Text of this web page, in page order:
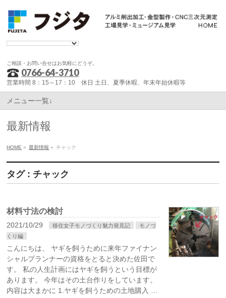
ご相談・お問い合せはお気軽にどうぞ。
0766-64-3710
営業時間 8：15～17：10 休日 土日、夏季休暇、年末年始休暇等
メニュー一覧↓
最新情報
HOME » 最新情報 » チャック
タグ : チャック
材料寸法の検討
2021/10/29 移住女子モノづくり魅力発見記
モノづ
くり編
こんにちは、 ヤギを飼うために来年ファイナン
シャルプランナーの資格をとると決めた佐田で
す。 私の人生計画にはヤギを飼うという目標が
あります。 今年はその土台作りをしています。
内容は大まかに 1.ヤギを飼うための土地購入 …